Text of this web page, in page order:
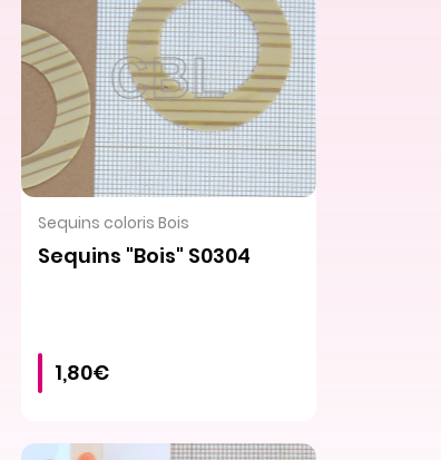
VOIR LE PRODUIT
Sequins coloris Bois
Sequins "Bois" S0304
1,80€